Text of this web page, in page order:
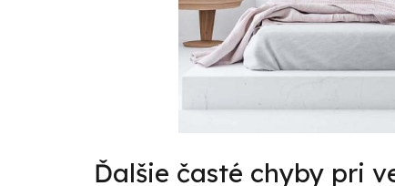
Ďalšie časté chyby pri